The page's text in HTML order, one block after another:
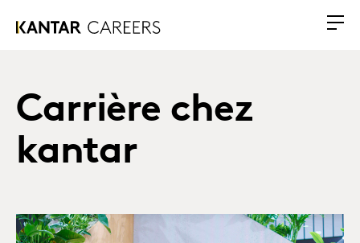
Carrière chez
kantar